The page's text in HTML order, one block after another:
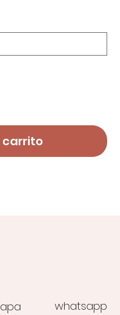
carrito
whatsapp